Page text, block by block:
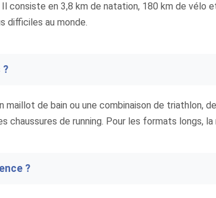
consiste en 3,8 km de natation, 180 km de vélo
difficiles au monde.
?
maillot de bain ou une combinaison de triathlon,
chaussures de running. Pour les formats longs,
?